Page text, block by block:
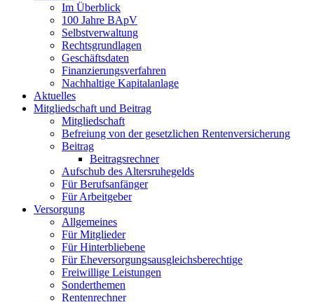
Im Überblick
100 Jahre BApV
Selbstverwaltung
Rechtsgrundlagen
Geschäftsdaten
Finanzierungsverfahren
Nachhaltige Kapitalanlage
Aktuelles
Mitgliedschaft und Beitrag
Mitgliedschaft
Befreiung von der gesetzlichen Rentenversicherung
Beitrag
Beitragsrechner
Aufschub des Altersruhegelds
Für Berufsanfänger
Für Arbeitgeber
Versorgung
Allgemeines
Für Mitglieder
Für Hinterbliebene
Für Eheversorgungsausgleichsberechtige
Freiwillige Leistungen
Sonderthemen
Rentenrechner